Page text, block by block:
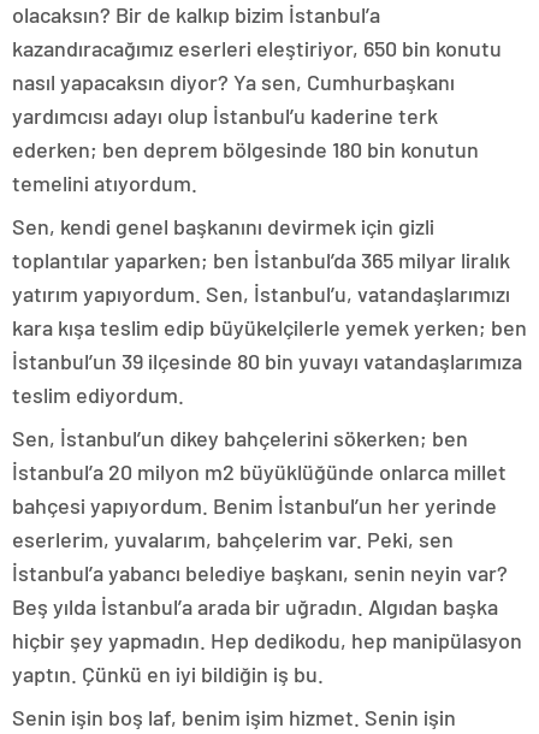
olacaksın? Bir de kalkıp bizim İstanbul’a
kazandıracağımız eserleri eleştiriyor, 650 bin konutu
nasıl yapacaksın diyor? Ya sen, Cumhurbaşkanı
yardımcısı adayı olup İstanbul’u kaderine terk
ederken; ben deprem bölgesinde 180 bin konutun
temelini atıyordum.
Sen, kendi genel başkanını devirmek için gizli
toplantılar yaparken; ben İstanbul’da 365 milyar liralık
yatırım yapıyordum. Sen, İstanbul’u, vatandaşlarımızı
kara kışa teslim edip büyükelçilerle yemek yerken; ben
İstanbul’un 39 ilçesinde 80 bin yuvayı vatandaşlarımıza
teslim ediyordum.
Sen, İstanbul’un dikey bahçelerini sökerken; ben
İstanbul’a 20 milyon m2 büyüklüğünde onlarca millet
bahçesi yapıyordum. Benim İstanbul’un her yerinde
eserlerim, yuvalarım, bahçelerim var. Peki, sen
İstanbul’a yabancı belediye başkanı, senin neyin var?
Beş yılda İstanbul’a arada bir uğradın. Algıdan başka
hiçbir şey yapmadın. Hep dedikodu, hep manipülasyon
yaptın. Çünkü en iyi bildiğin iş bu.
Senin işin boş laf, benim işim hizmet. Senin işin